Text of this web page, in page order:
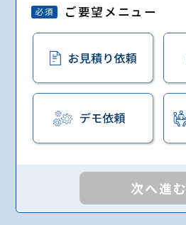
必須 ご要望メニュー
次へ進む